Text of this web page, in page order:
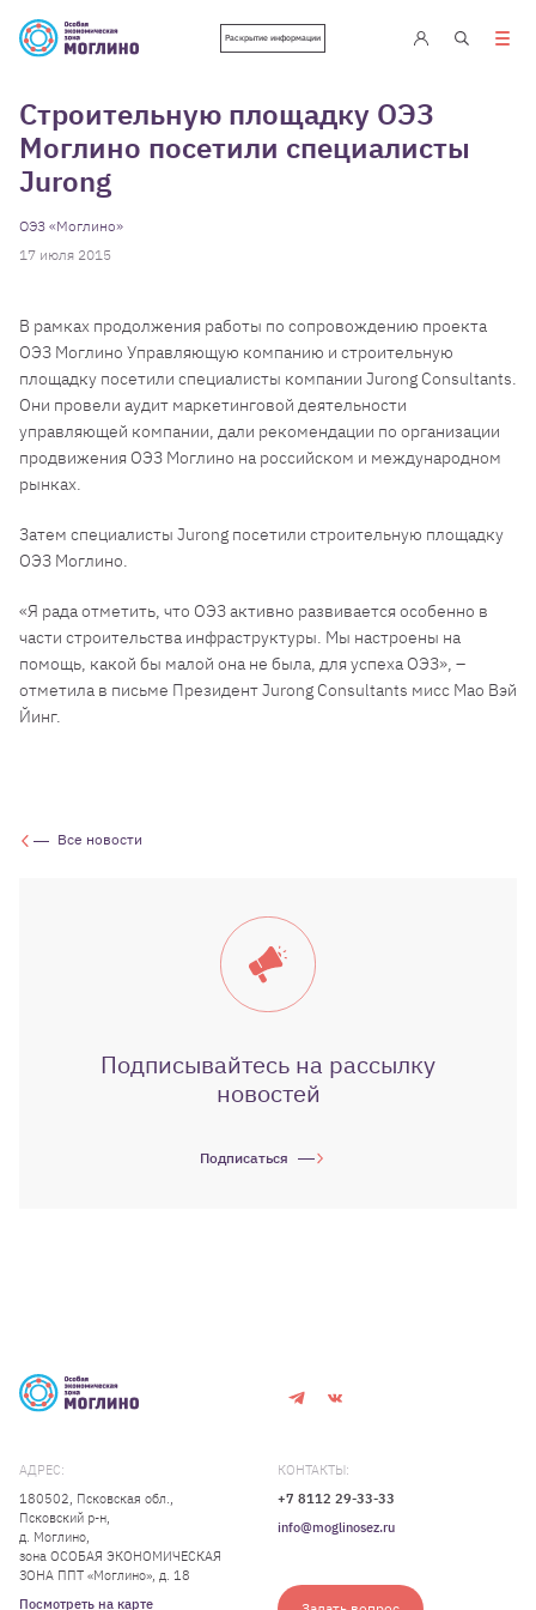
Раскрытие информации
Строительную площадку ОЭЗ
Моглино посетили специалисты
Jurong
ОЭЗ «Моглино»
17 июля 2015
В рамках продолжения работы по сопровождению проекта
ОЭЗ Моглино Управляющую компанию и строительную
площадку посетили специалисты компании Jurong Consultants.
Они провели аудит маркетинговой деятельности
управляющей компании, дали рекомендации по организации
продвижения ОЭЗ Моглино на российском и международном
рынках.
Затем специалисты Jurong посетили строительную площадку
ОЭЗ Моглино.
«Я рада отметить, что ОЭЗ активно развивается особенно в
части строительства инфраструктуры. Мы настроены на
помощь, какой бы малой она не была, для успеха ОЭЗ», –
отметила в письме Президент Jurong Consultants мисс Мао Вэй
Йинг.
Все новости
Подписывайтесь на рассылку
новостей
Подписаться
АДРЕС:
180502, Псковская обл.,
Псковский р-н,
д. Моглино,
зона ОСОБАЯ ЭКОНОМИЧЕСКАЯ
ЗОНА ППТ «Моглино», д. 18
Посмотреть на карте
КОНТАКТЫ:
+7 8112 29-33-33
info@moglinosez.ru